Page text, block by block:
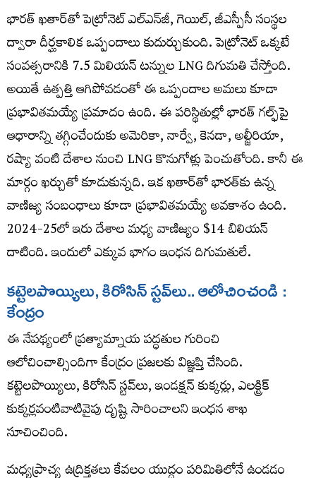
భారత్ ఖతార్‌తో పెట్రోనెట్ ఎల్‌ఎన్‌జీ, గెయిల్, జీఎస్పీసీ సంస్థల
ద్వారా దీర్ఘకాలిక ఒప్పందాలు కుదుర్చుకుంది. పెట్రోనెట్ ఒక్కటే
సంవత్సరానికి 7.5 మిలియన్ టన్నుల LNG దిగుమతి చేస్తోంది.
అయితే ఉత్పత్తి ఆగిపోవడంతో ఈ ఒప్పందాల అమలు కూడా
ప్రభావితమయ్యే ప్రమాదం ఉంది. ఈ పరిస్థితుల్లో భారత్ గల్ఫ్‌పై
ఆధారాన్ని తగ్గించేందుకు అమెరికా, నార్వే, కెనడా, అల్జీరియా,
రష్యా వంటి దేశాల నుంచి LNG కొనుగోళ్లు పెంచుతోంది. కానీ ఈ
మార్గం ఖర్చుతో కూడుకున్నది. ఇక ఖతార్‌తో భారత్‌కు ఉన్న
వాణిజ్య సంబంధాలు కూడా ప్రభావితమయ్యే అవకాశం ఉంది.
2024-25లో ఇరు దేశాల మధ్య వాణిజ్యం $14 బిలియన్
దాటింది. ఇందులో ఎక్కువ భాగం ఇంధన దిగుమతులే.
కట్టెలపొయ్యిలు, కిరోసిన్​ స్టవ్​లు.. ఆలోచించండి :
కేంద్రం
ఈ నేపథ్యంలో ప్రత్యామ్నాయ పద్ధతుల గురించి
ఆలోచించాల్సిందిగా కేంద్రం ప్రజలకు విజ్ఞప్తి చేసింది.
కట్టెలపొయ్యిలు, కిరోసిన్​ స్టవ్​లు, ఇండక్షన్​ కుక్కర్లు, ఎలక్ట్రిక్​
కుక్కర్లవంటివాటివైపు దృష్టి సారించాలని ఇంధన శాఖ
సూచించింది.
మధ్యప్రాచ్య ఉద్రిక్తతలు కేవలం యుద్ధం పరిమితిలోనే ఉండడం